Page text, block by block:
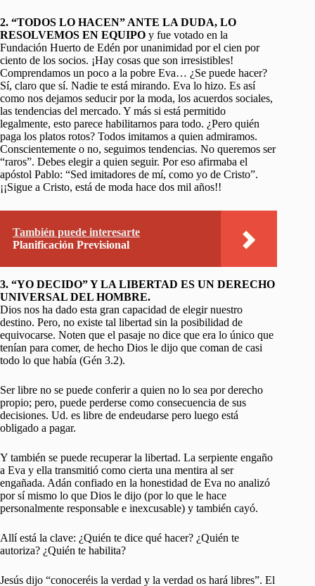
2. “TODOS LO HACEN” ANTE LA DUDA, LO
RESOLVEMOS EN EQUIPO y fue votado en la
Fundación Huerto de Edén por unanimidad por el cien por
ciento de los socios. ¡Hay cosas que son irresistibles!
Comprendamos un poco a la pobre Eva… ¿Se puede hacer?
Sí, claro que sí. Nadie te está mirando. Eva lo hizo. Es así
como nos dejamos seducir por la moda, los acuerdos sociales,
las tendencias del mercado. Y más si está permitido
legalmente, esto parece habilitarnos para todo. ¿Pero quién
paga los platos rotos? Todos imitamos a quien admiramos.
Conscientemente o no, seguimos tendencias. No queremos ser
“raros”. Debes elegir a quien seguir. Por eso afirmaba el
apóstol Pablo: “Sed imitadores de mí, como yo de Cristo”.
¡¡Sigue a Cristo, está de moda hace dos mil años!!
También puede interesarte
Planificación Previsional
3. “YO DECIDO” Y LA LIBERTAD ES UN DERECHO
UNIVERSAL DEL HOMBRE.
Dios nos ha dado esta gran capacidad de elegir nuestro
destino. Pero, no existe tal libertad sin la posibilidad de
equivocarse. Noten que el pasaje no dice que era lo único que
tenían para comer, de hecho Dios le dijo que coman de casi
todo lo que había (Gén 3.2).
Ser libre no se puede conferir a quien no lo sea por derecho
propio; pero, puede perderse como consecuencia de sus
decisiones. Ud. es libre de endeudarse pero luego está
obligado a pagar.
Y también se puede recuperar la libertad. La serpiente engaño
a Eva y ella transmitió como cierta una mentira al ser
engañada. Adán confiado en la honestidad de Eva no analizó
por sí mismo lo que Dios le dijo (por lo que le hace
personalmente responsable e inexcusable) y también cayó.
Allí está la clave: ¿Quién te dice qué hacer? ¿Quién te
autoriza? ¿Quién te habilita?
Jesús dijo “conoceréis la verdad y la verdad os hará libres”. El